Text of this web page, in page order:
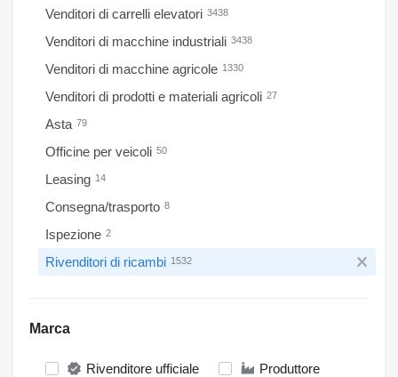
Venditori di carrelli elevatori 3438
Venditori di macchine industriali 3438
Venditori di macchine agricole 1330
Venditori di prodotti e materiali agricoli 27
Asta 79
Officine per veicoli 50
Leasing 14
Consegna/trasporto 8
Ispezione 2
Rivenditori di ricambi 1532
Marca
Rivenditore ufficiale Produttore